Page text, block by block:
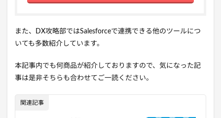
また、DX攻略部ではSalesforceで連携できる他のツールにつ
いても多数紹介しています。
本記事内でも何商品が紹介しておりますので、気になった記
事は是非そちらも合わせてご一読ください。
関連記事